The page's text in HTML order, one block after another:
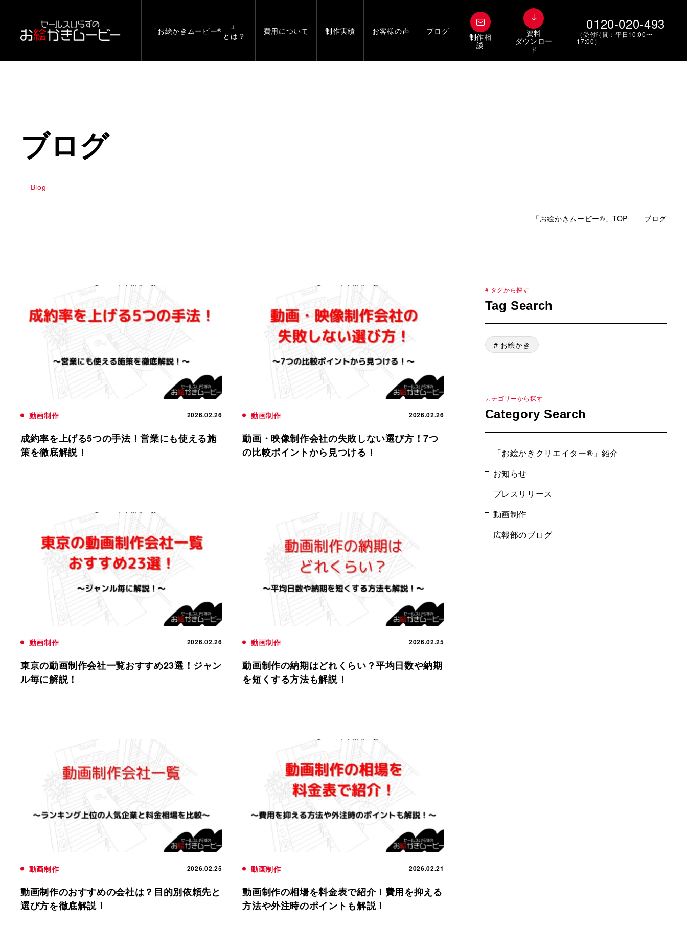
「お絵かきムービー®
」
とは？
費用について 制作実績 お客様の声 ブログ
制作相
談
資料
ダウンロー
ド
0120-020-493
（受付時間：平日10:00〜
17:00）
ブログ
Blog
「お絵かきムービー®」TOP ブログ
動画制作 2026.02.26
成約率を上げる5つの手法！営業にも使える施
策を徹底解説！
動画制作 2026.02.26
動画・映像制作会社の失敗しない選び方！7つ
の比較ポイントから見つける！
動画制作 2026.02.26
東京の動画制作会社一覧おすすめ23選！ジャン
ル毎に解説！
動画制作 2026.02.25
動画制作の納期はどれくらい？平均日数や納期
を短くする方法も解説！
動画制作 2026.02.25
動画制作のおすすめの会社は？目的別依頼先と
選び方を徹底解説！
動画制作 2026.02.21
動画制作の相場を料金表で紹介！費用を抑える
方法や外注時のポイントも解説！
# タグから探す
Tag Search
# お絵かき
カテゴリーから探す
Category Search
「お絵かきクリエイター®」紹介
お知らせ
プレスリリース
動画制作
広報部のブログ